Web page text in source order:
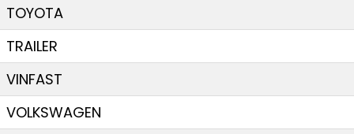
TOYOTA
TRAILER
VINFAST
VOLKSWAGEN